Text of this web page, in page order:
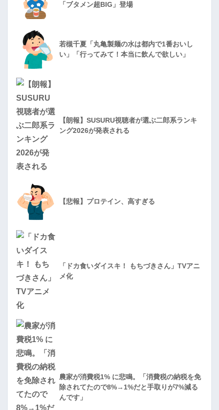
「ブタメン超BIG」登場
若槻千夏「丸亀製麺の水は都内で1番おいし
い」「行ってみて！本当に飲んで欲しい」
【朗報】SUSURU視聴者が選ぶ二郎系ランキ
ング2026が発表される
【悲報】プロテイン、高すぎる
「ドカ食いダイスキ！ もちづきさん」TVアニ
メ化
農家が消費税1% に悲鳴。「消費税の納税を免
除されてたので8%→1%だと手取りが7%減る
んです」